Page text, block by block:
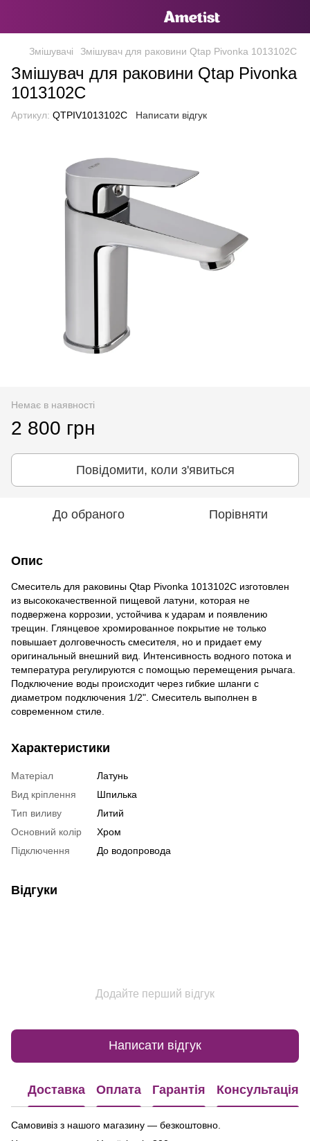
Змішувачі Змішувач для раковини Qtap Pivonka 1013102C
Змішувач для раковини Qtap Pivonka
1013102C
Артикул: QTPIV1013102C Написати відгук
Немає в наявності
2 800 грн
Повідомити, коли з'явиться
До обраного Порівняти
Опис
Смеситель для раковины Qtap Pivonka 1013102C изготовлен
из высококачественной пищевой латуни, которая не
подвержена коррозии, устойчива к ударам и появлению
трещин. Глянцевое хромированное покрытие не только
повышает долговечность смесителя, но и придает ему
оригинальный внешний вид. Интенсивность водного потока и
температура регулируются с помощью перемещения рычага.
Подключение воды происходит через гибкие шланги с
диаметром подключения 1/2". Смеситель выполнен в
современном стиле.
Характеристики
Матеріал
Латунь
Вид кріплення
Шпилька
Тип виливу
Литий
Основний колір
Хром
Підключення
До водопровода
Відгуки
Додайте перший відгук
Написати відгук
Доставка Оплата Гарантія Консультація
Самовивіз з нашого магазину — безкоштовно.